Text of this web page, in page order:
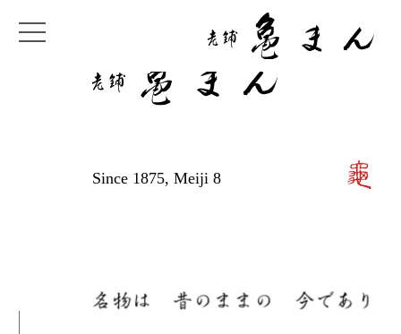
Since 1875, Meiji 8